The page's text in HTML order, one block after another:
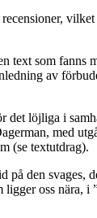
text som
av
löjliga i
med
(se textutdrag).
den
oss nära, i